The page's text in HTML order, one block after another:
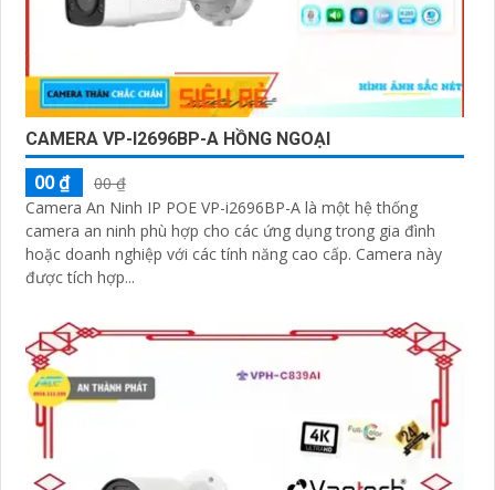
CAMERA VP-I2696BP-A HỒNG NGOẠI
00 ₫
00 ₫
Camera An Ninh IP POE VP-i2696BP-A là một hệ thống
camera an ninh phù hợp cho các ứng dụng trong gia đình
hoặc doanh nghiệp với các tính năng cao cấp. Camera này
được tích hợp...